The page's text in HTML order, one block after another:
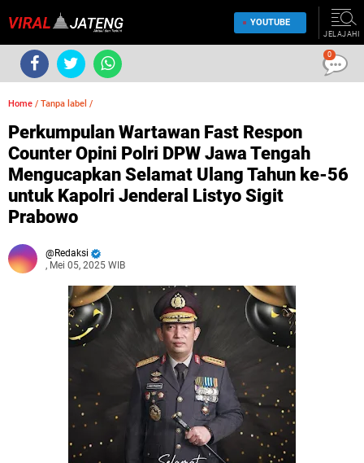
YOUTUBE
JELAJAHI
Home / Tanpa label /
Perkumpulan Wartawan Fast Respon
Counter Opini Polri DPW Jawa Tengah
Mengucapkan Selamat Ulang Tahun ke-56
untuk Kapolri Jenderal Listyo Sigit
Prabowo
Redaksi
, Mei 05, 2025 WIB
0